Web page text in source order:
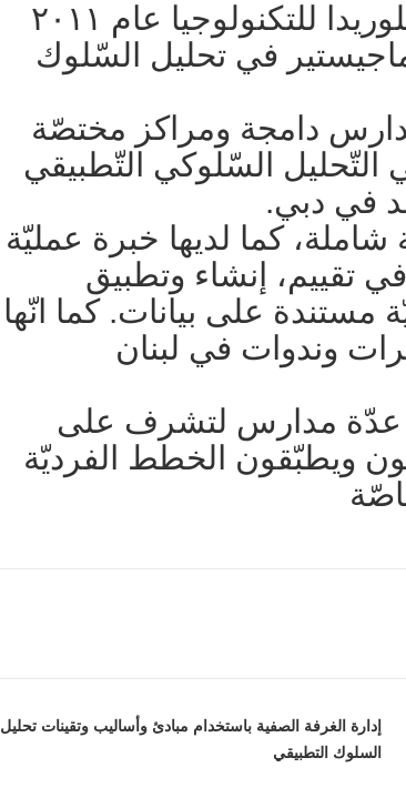
تابعت الدّراسة في جامعة فلوريدا للتكنولوجيا عام ٢٠١١
في تحليل السّلوك
دامجة ومراكز مختصّة
في التّحليل السّلوكي التّطبيقي
كما لديها خبرة عمليّة
تقييم، إنشاء وتطبيق
على بيانات. كما انّها
وندوات في لبنان
عدّة مدارس لتشرف على
ويطبّقون الخطط الفرديّة
إدارة الغرفة الصفية باستخدام مبادئ وأساليب وتقينات تحليل
السلوك التطبيقي